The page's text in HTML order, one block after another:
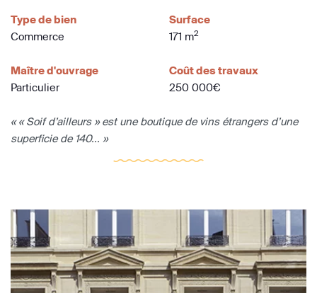
Type de bien
Commerce
Surface
171 m2
Maître d'ouvrage
Particulier
Coût des travaux
250 000€
« « Soif d’ailleurs » est une boutique de vins étrangers d’une
superficie de 140... »